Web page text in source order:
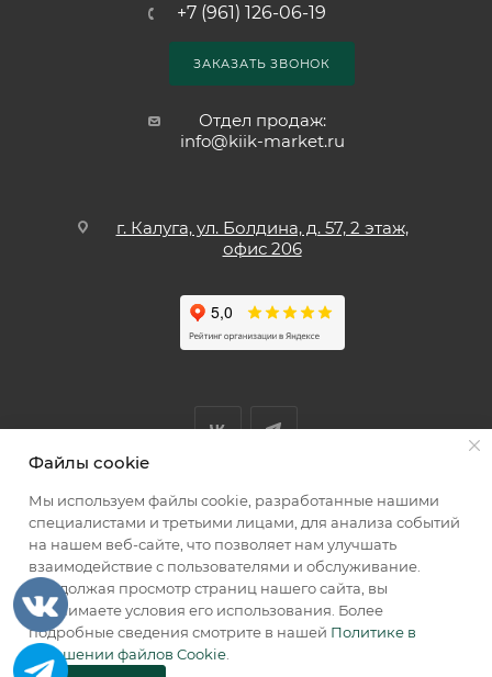
+7 (961) 126-06-19
ЗАКАЗАТЬ ЗВОНОК
Отдел продаж:
info@kiik-market.ru
г. Калуга, ул. Болдина, д. 57, 2 этаж,
офис 206
Мы принимаем к оплате
2026 © КИИК МАРКЕТ
Файлы cookie
Мы используем файлы cookie, разработанные нашими
специалистами и третьими лицами, для анализа событий
на нашем веб-сайте, что позволяет нам улучшать
взаимодействие с пользователями и обслуживание.
Продолжая просмотр страниц нашего сайта, вы
принимаете условия его использования. Более
подробные сведения смотрите в нашей Политике в
отношении файлов Cookie